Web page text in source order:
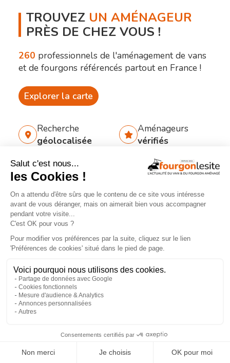
TROUVEZ UN AMÉNAGEUR
PRÈS DE CHEZ VOUS !
260 professionnels de l'aménagement de vans
et de fourgons référencés partout en France !
Explorer la carte
Recherche
géolocalisée
Aménageurs
vérifiés
Recherche
par services
260
aménageurs